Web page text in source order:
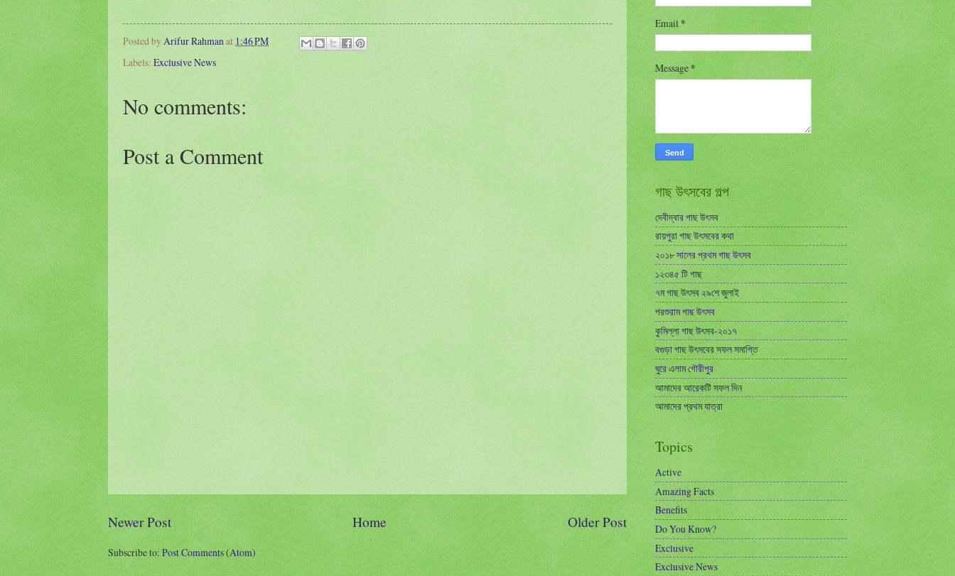
Posted byArifur Rahmanat 1:46 PM
Labels: Exclusive News
No comments:
Post a Comment
Newer Post Older Post
Home
Subscribe to:Post Comments (Atom)
Email*
Message*
গাছ উৎসবের গল্প
দেবীদ্বার গাছ উৎসব
রায়পুরা গাছ উৎসবের কথা
২০১৮ সালের প্রথম গাছ উৎসব
১২৩৪৫ টি গাছ
৭ম গাছ উৎসব ২৯শে জুলাই
পরশুরাম গাছ উৎসব
কুমিল্লা গাছ উৎসব-২০১৭
বগুড়া গাছ উৎসবের সফল সমাপ্তি
ঘুরে এলাম গৌরীপুর
আমাদের আরেকটি সফল দিন
আমাদের প্রথম যাত্রা
Topics
Active
Amazing Facts
Benefits
Do You Know?
Exclusive
Exclusive News